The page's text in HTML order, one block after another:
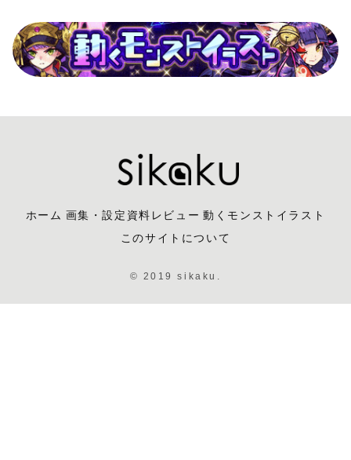
ホーム 画集・設定資料レビュー 動くモンストイラスト
このサイトについて
© 2019 sikaku.